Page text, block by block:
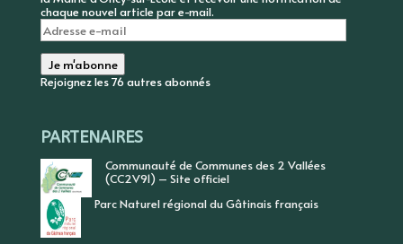
chaque nouvel article par e-mail.
Adresse
e-
mail
Je m'abonne
Rejoignez les 76 autres abonnés
PARTENAIRES
Communauté de Communes des 2 Vallées
(CC2V91) – Site officiel
Parc Naturel régional du Gâtinais français